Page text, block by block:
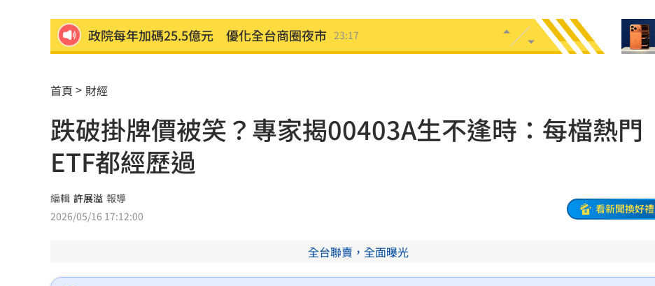
政院每年加碼25.5億元 優化全台商圈夜市 23:17
環法自行車賽爆作弊！女靠胸部裝備降風阻
學霸牙醫槓離職員工 為3萬筆電互告慘勝 23:10
俄羅斯蝗害肆虐如末日 網驚：聖經十災
慈濟採購BNT遭詐10億 他：不聽衛福部勸
蔡英文做2件事 黃暐瀚：台東變五五波
首頁 財經
跌破掛牌價被笑？專家揭00403A生不逢時：每檔熱門
ETF都經歷過
編輯 許展溢 報導
2026/05/16 17:12:00
看新聞換好禮
全台聯賣，全面曝光